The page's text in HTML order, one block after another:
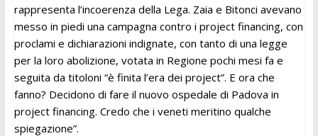
rappresenta l’incoerenza della Lega. Zaia e Bitonci avevano
messo in piedi una campagna contro i project financing, con
proclami e dichiarazioni indignate, con tanto di una legge
per la loro abolizione, votata in Regione pochi mesi fa e
seguita da titoloni “è finita l’era dei project”. E ora che
fanno? Decidono di fare il nuovo ospedale di Padova in
project financing. Credo che i veneti meritino qualche
spiegazione”.